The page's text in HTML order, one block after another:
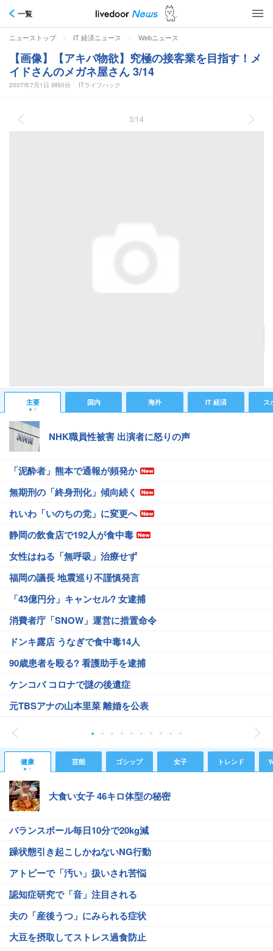
一覧
ニューストップ > IT 経済ニュース > Webニュース
【画像】【アキバ物欲】究極の接客業を目指す！メ
イドさんのメガネ屋さん 3/14
2007年7月1日 9時0分 ITライフハック
3/14
主要 国内 海外 IT 経済 ス
NHK職員性被害 出演者に怒りの声
「泥酔者」熊本で通報が頻発か
無期刑の「終身刑化」傾向続く
れいわ「いのちの党」に変更へ
静岡の飲食店で192人が食中毒
女性はねる「無呼吸」治療せず
福岡の議長 地震巡り不謹慎発言
「43億円分」キャンセル? 女逮捕
消費者庁「SNOW」運営に措置命令
ドンキ露店 うなぎで食中毒14人
90歳患者を殴る? 看護助手を逮捕
ケンコバ コロナで謎の後遺症
元TBSアナの山本里菜 離婚を公表
健康 芸能 ゴシップ 女子 トレンド
大食い女子 46キロ体型の秘密
バランスボール毎日10分で20kg減
躁状態引き起こしかねないNG行動
アトピーで「汚い」扱いされ苦悩
認知症研究で「音」注目される
夫の「産後うつ」にみられる症状
大豆を摂取してストレス過食防止